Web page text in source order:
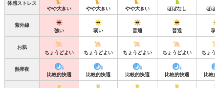
体感ストレス
やや大きい
やや大きい やや大きい ほぼなし ほぼ
紫外線
強い
弱い 普通 普通 弱
お肌
ちょうどよい
ちょうどよい ちょうどよい ちょうどよい ちょう
熱帯夜
比較的快適
比較的快適 比較的快適 比較的快適 比較